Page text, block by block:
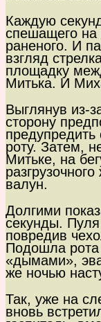
Каждую
спешащего на
раненого. И
взгляд
площадку
Митька. И
Выглянув из-
сторону
роту. Затем,
Митьке, на
валун.
Долгими
секунды. Пуля
повредив
Подошла
«дымами»,
же ночью
Так, уже на
вновь